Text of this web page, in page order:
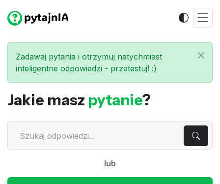
Zadawaj pytania i otrzymuj natychmiast
inteligentne odpowiedzi - przetestuj! :)
Jakie masz pytanie?
lub